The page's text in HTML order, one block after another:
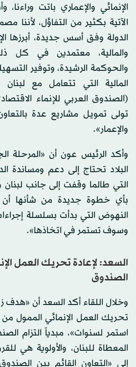
الإنمائي والإعماري باتت وراءنا،
الآتية بكثير من التفاؤل، لأننا
الدولة وفق أسس جديدة، أبرزها
والمالية، معتمدين في كل
والحوكمة الرشيدة، وتوفير
المالية التي تتعامل مع
(الصندوق العربي للإنماء
تولى تمويل مشاريع عدة
والإعمار».
وأكد الرئيس عون أن «المرحلة
البلاد تحتاج إلى دعم ومساندة
التي طالما وقفت إلى جانب
بأي خطوة جديدة من شأنها
النهوض التي بدأت بسلسلة
وسوف تستمر في اتخاذها».
السعد: لإعادة تحريك العمل
الصندوق
وخلال اللقاء أكد السعد أن «هدف
تحريك العمل الإنمائي الممول
استمر لسنوات»، مبدياً التزام
المعطاة للبنان، والأولوية هي
إلى «التعاون القائم بين